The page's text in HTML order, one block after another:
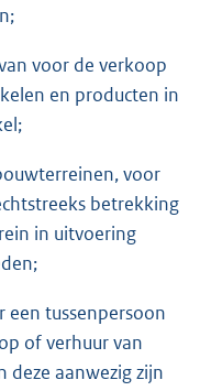
voor de verkoop
en producten in
voor
betrekking
in uitvoering
een tussenpersoon
of verhuur van
deze aanwezig zijn